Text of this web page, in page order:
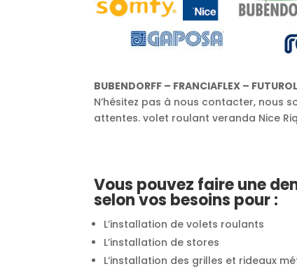
BUBENDORFF – FRANCIAFLEX –
N’hésitez pas à nous contacter, nous
attentes. volet roulant veranda Nice
Vous pouvez faire une
selon vos besoins pour :
L’installation de volets roulants
L’installation de stores
L’installation des grilles et rideaux